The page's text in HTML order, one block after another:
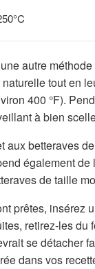
autre
tout en
400 °F).
à bien
aux betteraves
également
de taille
prêtes, insérez
retirez-les
se détacher
dans vos